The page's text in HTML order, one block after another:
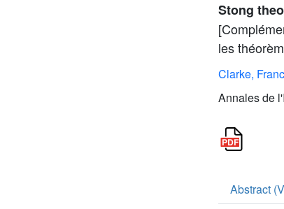
Stong
les
Clarke,
Annales de
Abstract